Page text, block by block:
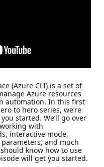
(Azure CLI) is a set of
Azure resources
automation. In this first
to hero series, we’re
started. We’ll go over
with
interactive mode,
and much
know how to use
will get you started.